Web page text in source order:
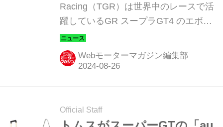
ー
Racing（TGR）は世界中のレースで活
躍しているGR スープラGT4 のエボリ
ューションモデル「GR スープラ GT4
EVO2」を発表し、チームに向けて販
売を開始した。2025年シーズンより実
シュラン・パイロット・チャレンジの
第1戦となる予定。 GT4規格のレース
Webモーターマガジン編集部
Official Staff